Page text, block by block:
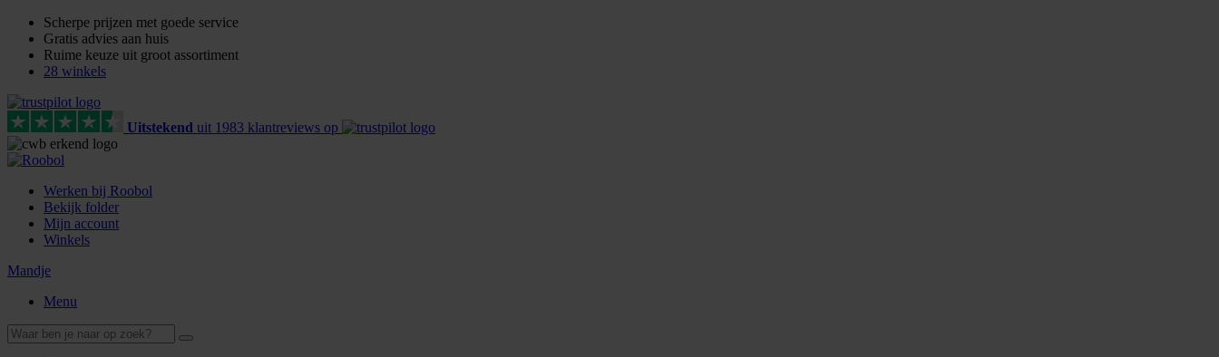
Scherpe prijzen met goede service
Gratis advies aan huis
Ruime keuze uit groot assortiment
28 winkels
Uitstekend uit 1983 klantreviews op
Werken bij Roobol
Bekijk folder
Mijn account
Winkels
Mandje
Menu